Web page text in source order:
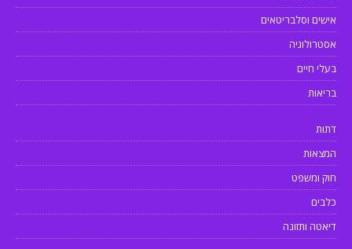
אישים וסלבריטאים
אסטרולוגיה
בעלי חיים
בריאות
דתות
המצאות
חוק ומשפט
כלבים
דיאטה ותזונה